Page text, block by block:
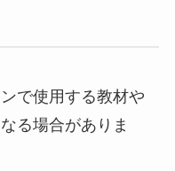
で使用する教材や
る場合がありま